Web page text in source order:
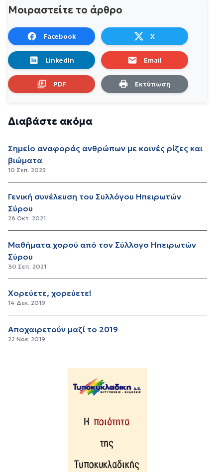
Μοιραστείτε το άρθρο
Facebook X
LinkedIn Email
PDF Εκτύπωση
Διαβάστε ακόμα
Σημείο αναφοράς ανθρώπων με κοινές ρίζες και
βιώματα
10 Σεπ. 2025
Γενική συνέλευση του Συλλόγου Ηπειρωτών
Σύρου
26 Οκτ. 2021
Μαθήματα χορού από τον Σύλλογο Ηπειρωτών
Σύρου
30 Σεπ. 2021
Χορεύετε, χορεύετε!
14 Δεκ. 2019
Αποχαιρετούν μαζί το 2019
22 Νοε. 2019